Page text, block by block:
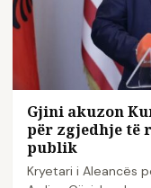
Gjini akuzon
për zgjedhje të
publik
Kryetari i Aleancës